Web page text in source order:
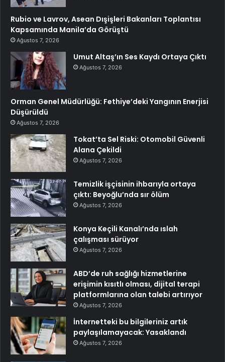
Rubio ve Lavrov, Asean Dışişleri Bakanları Toplantısı
Kapsamında Manila’da Görüştü
Ağustos 7, 2026
Umut Altaş’ın Ses Kaydı Ortaya Çıktı
Ağustos 7, 2026
Orman Genel Müdürlüğü: Fethiye’deki Yangının Enerjisi
Düşürüldü
Ağustos 7, 2026
Tokat’ta Sel Riski: Otomobil Güvenli
Alana Çekildi
Ağustos 7, 2026
Temizlik işçisinin ihbarıyla ortaya
çıktı: Beyoğlu’nda sır ölüm
Ağustos 7, 2026
Konya Keçili Kanalı’nda ıslah
çalışması sürüyor
Ağustos 7, 2026
ABD’de ruh sağlığı hizmetlerine
erişimin kısıtlı olması, dijital terapi
platformlarına olan talebi artırıyor
Ağustos 7, 2026
İnternetteki bu bilgileriniz artık
paylaşılamayacak: Yasaklandı
Ağustos 7, 2026